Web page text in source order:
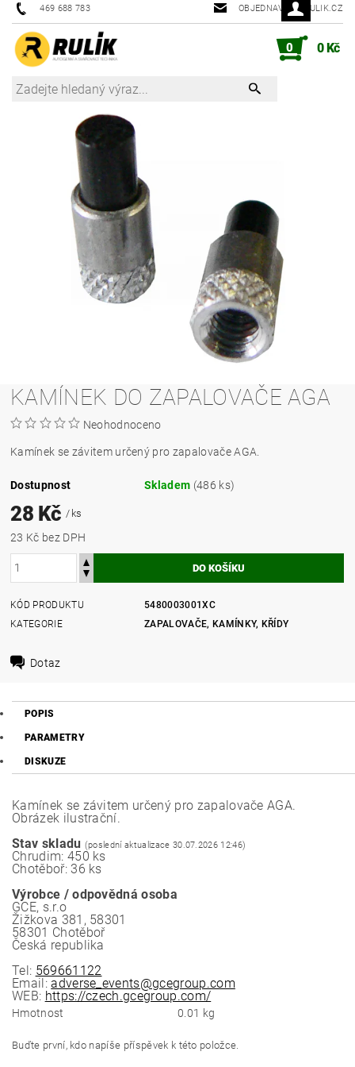
469 688 783 OBJEDNAVKY@RULIK.CZ
0 0 Kč
KAMÍNEK DO ZAPALOVAČE AGA
Neohodnoceno
Kamínek se závitem určený pro zapalovače AGA.
Dostupnost Skladem (486 ks)
28 Kč/ ks
23 Kč bez DPH
KÓD PRODUKTU
5480003001XC
KATEGORIE
ZAPALOVAČE, KAMÍNKY, KŘÍDY
Dotaz
POPIS
PARAMETRY
DISKUZE
Kamínek se závitem určený pro zapalovače AGA.
Obrázek ilustrační.
Stav skladu (poslední aktualizace 30.07.2026 12:46)
Chrudim: 450 ks
Chotěboř: 36 ks
Výrobce / odpovědná osoba
GCE, s.r.o
Žižkova 381, 58301
58301 Chotěboř
Česká republika
Tel: 569661122
Email:adverse_events@gcegroup.com
WEB: https://czech.gcegroup.com/
Hmotnost 0.01 kg
Buďte první, kdo napíše příspěvek k této položce.